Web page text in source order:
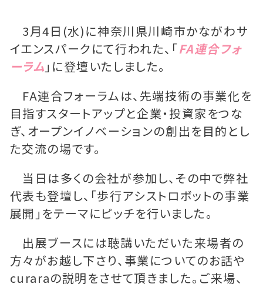
3月4日(水)に神奈川県川崎市かながわサ
イエンスパークにて行われた、「FA連合フォ
ーラム 」に登壇いたしました。
FA連合フォーラムは、先端技術の事業化を
目指すスタートアップと企業・投資家をつな
ぎ、オープンイノベーションの創出を目的とし
た交流の場です。
当日は多くの会社が参加し、その中で弊社
代表も登壇し、「歩行アシストロボットの事業
展開」をテーマにピッチを行いました。
出展ブースには聴講いただいた来場者の
方々がお越し下さり、事業についてのお話や
curaraの説明をさせて頂きました。ご来場、